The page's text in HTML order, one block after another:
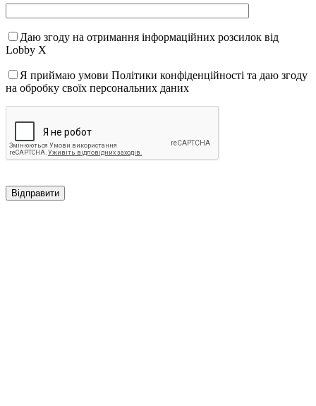
Даю згоду на отримання інформаційних розсилок від
Lobby X
Я приймаю умови Політики конфіденційності та даю згоду
на обробку своїх персональних даних